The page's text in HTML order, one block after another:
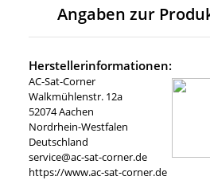
Angaben zur
Herstellerinformationen:
AC-Sat-Corner
Walkmühlenstr. 12a
52074 Aachen
Nordrhein-Westfalen
Deutschland
service@ac-sat-corner.de
https://www.ac-sat-corner.de